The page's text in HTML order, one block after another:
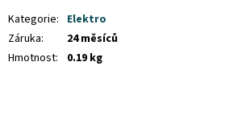
Kategorie: Elektro
Záruka:
24 měsíců
Hmotnost: 0.19 kg